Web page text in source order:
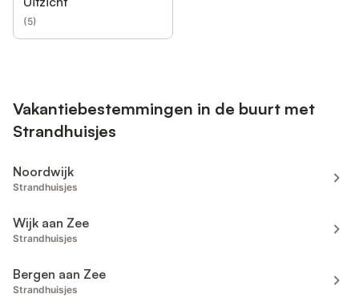
(5)
Vakantiebestemmingen in de buurt met
Strandhuisjes
Noordwijk
Strandhuisjes
Wijk aan Zee
Strandhuisjes
Bergen aan Zee
Strandhuisjes